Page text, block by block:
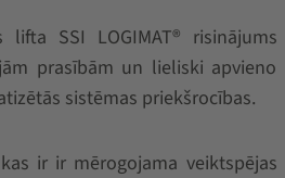
lifta SSI LOGIMAT® risinājums
prasībām un lieliski apvieno
sistēmas priekšrocības.
ir ir mērogojama veiktspējas